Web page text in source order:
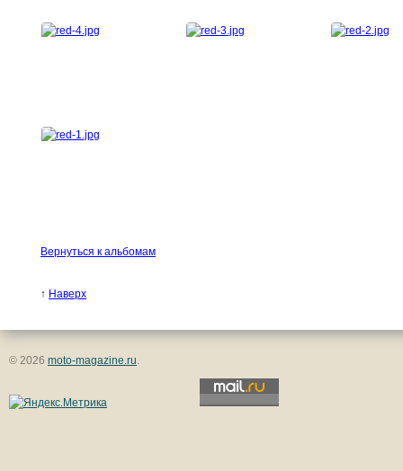
Вернуться к альбомам
↑ Наверх
© 2026 moto-magazine.ru.